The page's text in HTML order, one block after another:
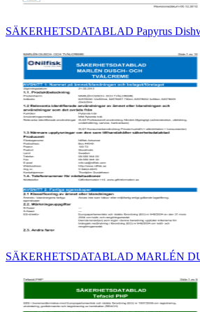
SÄKERHETSDATABLAD Papyrus
SÄKERHETSDATABLAD MARLÉN